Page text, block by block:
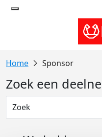
Sponsor
Zoek een